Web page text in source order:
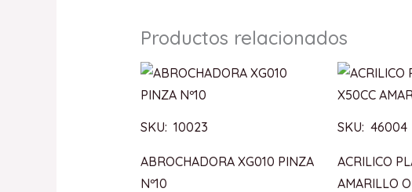
Productos relacionados
SKU: 10023
ABROCHADORA XG010 PINZA
Nº10
SKU: 46004
ACRILICO
AMARILLO